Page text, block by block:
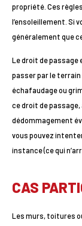
propriété. Ces
l’ensoleillement. Si
généralement que
Le droit de passage
passer par le terrain
échafaudage ou
ce droit de
dédommagement
vous pouvez
instance (ce qui
CAS
Les murs, toitures